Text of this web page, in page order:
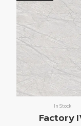
In Stock
Factory